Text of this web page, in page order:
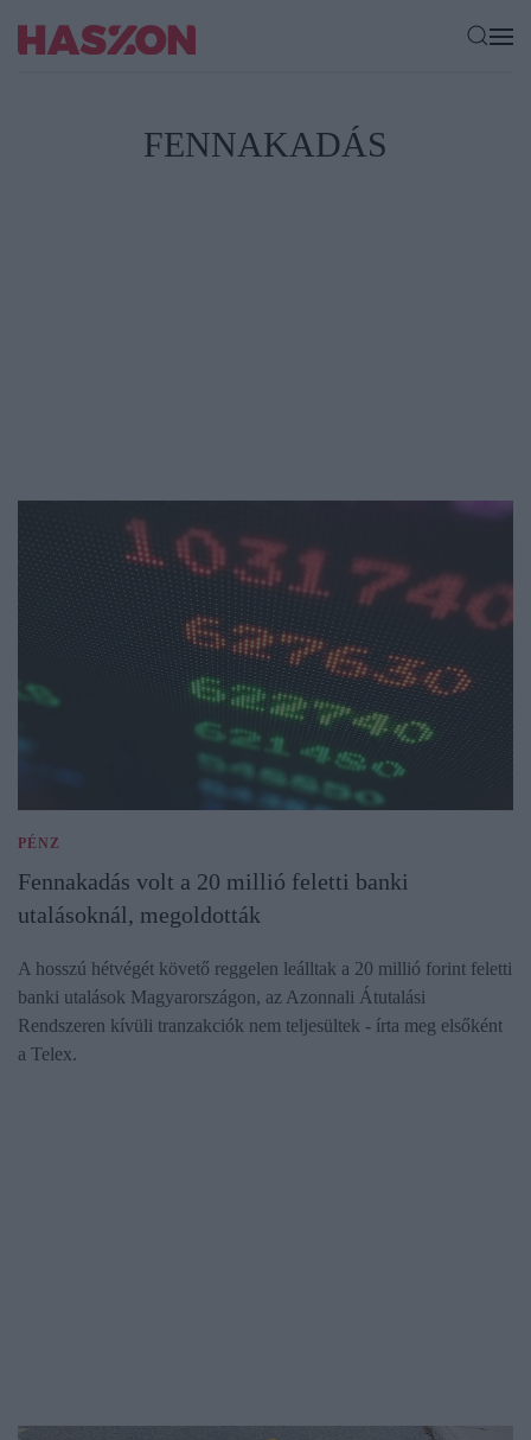
FENNAKADÁS
PÉNZ
Fennakadás volt a 20 millió feletti banki
utalásoknál, megoldották
A hosszú hétvégét követő reggelen leálltak a 20 millió forint feletti
banki utalások Magyarországon, az Azonnali Átutalási
Rendszeren kívüli tranzakciók nem teljesültek - írta meg elsőként
a Telex.